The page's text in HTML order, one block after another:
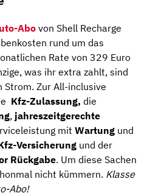
Abovon Shell Recharge
rund um das
Rate von 329 Euro
was ihr extra zahlt, sind
Strom. Zur All-inclusive
Kfz-Zulassung, die
, jahreszeitgerechte
mit Wartung und
Versicherung und der
Rückgabe. Um diese Sachen
nicht kümmern. Klasse
Abo!